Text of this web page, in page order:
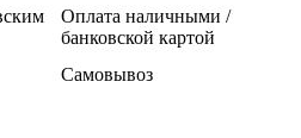
Оплата наличными /
банковской картой
Самовывоз